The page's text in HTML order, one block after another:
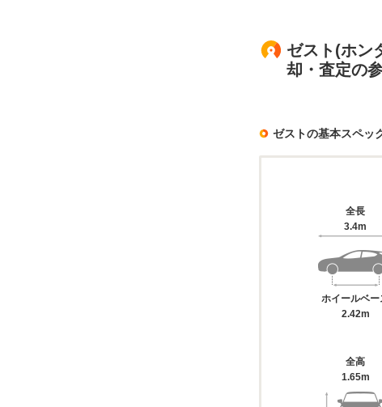
ゼスト(ホン
却・査定の
ゼストの基本スペッ
全長
3.4m
ホイールベー
2.42m
全高
1.65m